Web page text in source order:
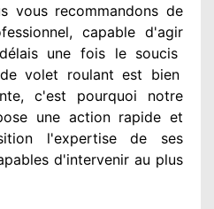
vous recommandons de
, capable d'agir
une fois le soucis
volet roulant est bien
, c'est pourquoi notre
une actionrapide et
l'expertise de ses
d'intervenir au plus